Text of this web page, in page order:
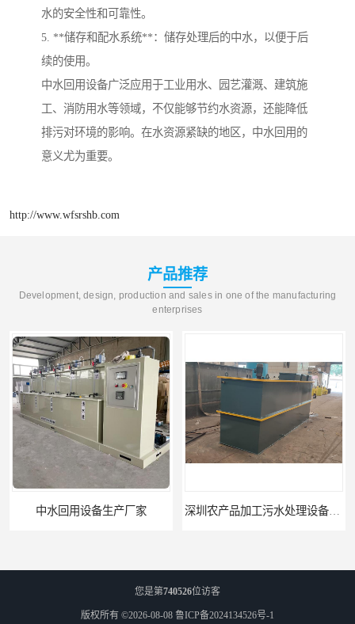
水的安全性和可靠性。
5. **储存和配水系统**：储存处理后的中水，以便于后
续的使用。
中水回用设备广泛应用于工业用水、园艺灌溉、建筑施
工、消防用水等领域，不仅能够节约水资源，还能降低
排污对环境的影响。在水资源紧缺的地区，中水回用的
意义尤为重要。
http://www.wfsrshb.com
产品推荐
Development, design, production and sales in one of the manufacturing
enterprises
产厂家 深圳农产品加工污水处理设备厂家
您是第740526位访客
版权所有 ©2026-08-08 鲁ICP备2024134526号-1